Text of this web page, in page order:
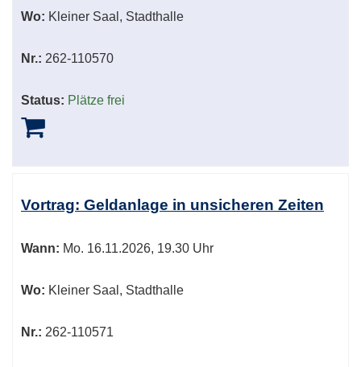
Wo: Kleiner Saal, Stadthalle
Nr.: 262-110570
Status: Plätze frei
Vortrag: Geldanlage in unsicheren Zeiten
Wann: Mo. 16.11.2026, 19.30 Uhr
Wo: Kleiner Saal, Stadthalle
Nr.: 262-110571